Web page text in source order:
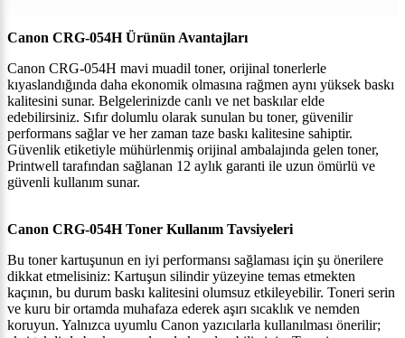
Canon CRG-054H Ürünün Avantajları
Canon CRG-054H mavi muadil toner, orijinal tonerlerle
kıyaslandığında daha ekonomik olmasına rağmen aynı yüksek baskı
kalitesini sunar. Belgelerinizde canlı ve net baskılar elde
edebilirsiniz. Sıfır dolumlu olarak sunulan bu toner, güvenilir
performans sağlar ve her zaman taze baskı kalitesine sahiptir.
Güvenlik etiketiyle mühürlenmiş orijinal ambalajında gelen toner,
Printwell tarafından sağlanan 12 aylık garanti ile uzun ömürlü ve
güvenli kullanım sunar.
Canon CRG-054H Toner Kullanım Tavsiyeleri
Bu toner kartuşunun en iyi performansı sağlaması için şu önerilere
dikkat etmelisiniz: Kartuşun silindir yüzeyine temas etmekten
kaçının, bu durum baskı kalitesini olumsuz etkileyebilir. Toneri serin
ve kuru bir ortamda muhafaza ederek aşırı sıcaklık ve nemden
koruyun. Yalnızca uyumlu Canon yazıcılarla kullanılması önerilir;